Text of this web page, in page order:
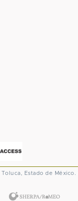
Toluca, Estado de México.